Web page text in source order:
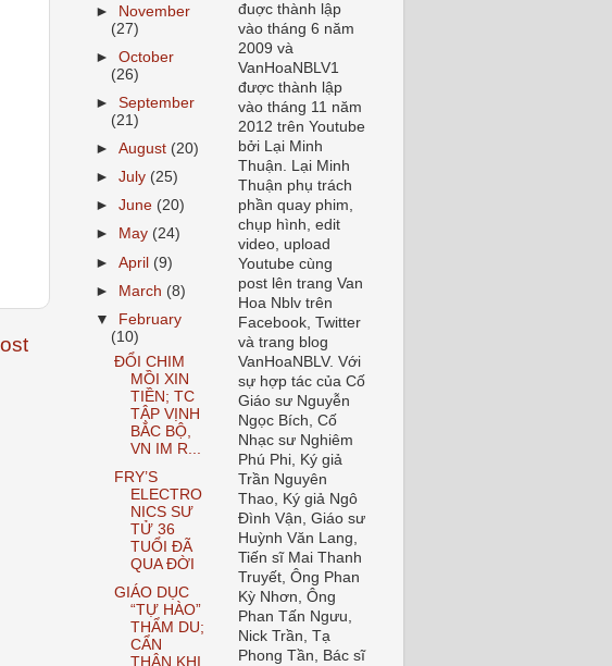
► November
(27)
►October
(26)
►September
(21)
►August (20)
►July (25)
►June (20)
►
May (24)
►April (9)
► March (8)
▼
February
(10)
ĐỔI CHIM
MỒI XIN
TIỀN; TC
TẬP VỊNH
BẮC BỘ,
VN IM R...
FRY’S
ELECTRO
NICS SƯ
TỬ 36
TUỔI ĐÃ
QUA ĐỜI
GIÁO DỤC
“TỰ HÀO”
THẨM DU;
CẨN
THẬN KHI
đuợc thành lập
vào tháng 6 năm
2009 và
VanHoaNBLV1
được thành lập
vào tháng 11 năm
2012 trên Youtube
bởi Lại Minh
Thuận. Lại Minh
Thuận phụ trách
phần quay phim,
chụp hình, edit
video, upload
Youtube cùng
post lên trang Van
Hoa Nblv trên
Facebook, Twitter
và trang blog
VanHoaNBLV. Với
sự hợp tác của Cố
Giáo sư Nguyễn
Ngọc Bích, Cố
Nhạc sư Nghiêm
Phú Phi, Ký giả
Trần Nguyên
Thao, Ký giả Ngô
Đình Vận, Giáo sư
Huỳnh Văn Lang,
Tiến sĩ Mai Thanh
Truyết, Ông Phan
Kỳ Nhơn, Ông
Phan Tấn Ngưu,
Nick Trần, Tạ
Phong Tần, Bác sĩ